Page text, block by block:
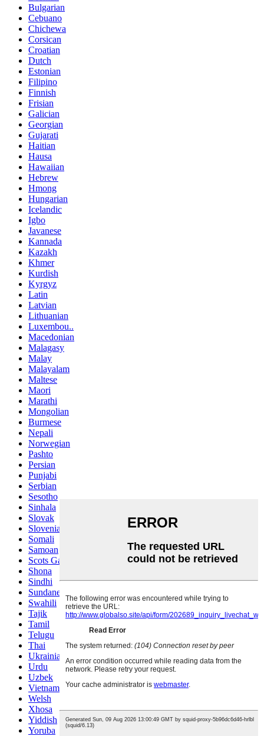
Bulgarian
Cebuano
Chichewa
Corsican
Croatian
Dutch
Estonian
Filipino
Finnish
Frisian
Galician
Georgian
Gujarati
Haitian
Hausa
Hawaiian
Hebrew
Hmong
Hungarian
Icelandic
Igbo
Javanese
Kannada
Kazakh
Khmer
Kurdish
Kyrgyz
Latin
Latvian
Lithuanian
Luxembou..
Macedonian
Malagasy
Malay
Malayalam
Maltese
Maori
Marathi
Mongolian
Burmese
Nepali
Norwegian
Pashto
Persian
Punjabi
Serbian
Sesotho
Sinhala
Slovak
Slovenian
Somali
Samoan
Scots Gaelic
Shona
Sindhi
Sundanese
Swahili
Tajik
Tamil
Telugu
Thai
Ukrainian
Urdu
Uzbek
Vietnamese
Welsh
Xhosa
Yiddish
Yoruba